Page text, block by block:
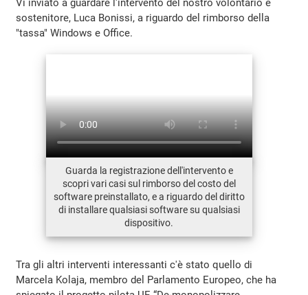
Vi inviato a guardare l'intervento del nostro volontario e
sostenitore, Luca Bonissi, a riguardo del rimborso della
"tassa" Windows e Office.
Guarda la registrazione dell'intervento e
scopri vari casi sul rimborso del costo del
software preinstallato, e a riguardo del diritto
di installare qualsiasi software su qualsiasi
dispositivo.
Tra gli altri interventi interessanti c'è stato quello di
Marcela Kolaja, membro del Parlamento Europeo, che ha